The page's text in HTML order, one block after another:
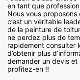
en tant que
Nous vous
c’est un véritable
de la peinture de
ne perdez plus de
rapidement consulter
d’obtenir plus
demander un devis et
profitez-en !!